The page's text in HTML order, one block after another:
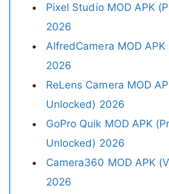
Pixel Studio MOD APK
2026
AlfredCamera MOD
2026
ReLens Camera MOD
Unlocked) 2026
GoPro Quik MOD APK
Unlocked) 2026
Camera360 MOD APK
2026